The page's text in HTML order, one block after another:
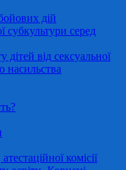
дій
серед
від сексуальної
насильства
комісії